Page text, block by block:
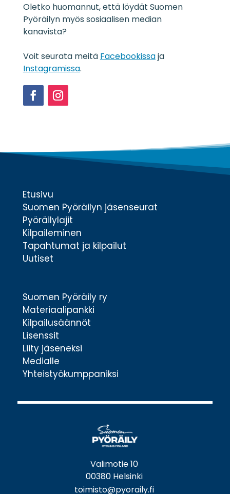
l
o
s
*
Oletko huomannut, että löydät Suomen
Pyöräilyn myös sosiaalisen median
kanavista?
Voit seurata meitä Facebookissaja
Instagramissa.
Etusivu
Suomen Pyöräilyn jäsenseurat
Pyöräilylajit
Kilpaileminen
Tapahtumat ja kilpailut
Uutiset
Suomen Pyöräily ry
Materiaalipankki
Kilpailusäännöt
Lisenssit
Liity jäseneksi
Medialle
Yhteistyökumppaniksi
Valimotie 10
00380 Helsinki
toimisto@pyoraily.fi